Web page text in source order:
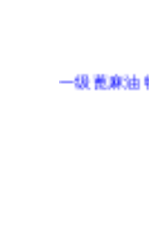
一级蓖麻油 特级